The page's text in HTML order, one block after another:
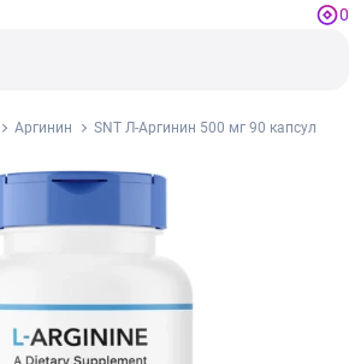
0
Аргинин SNT Л-Аргинин 500 мг 90 капсул